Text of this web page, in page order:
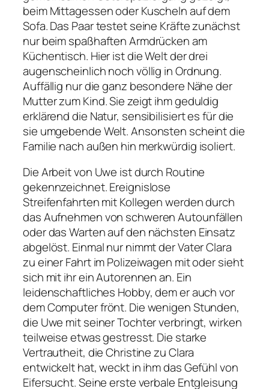
beim Mittagessen oder Kuscheln auf dem
Sofa. Das Paar testet seine Kräfte zunächst
nur beim spaßhaften Armdrücken am
Küchentisch. Hier ist die Welt der drei
augenscheinlich noch völlig in Ordnung.
Auffällig nur die ganz besondere Nähe der
Mutter zum Kind. Sie zeigt ihm geduldig
erklärend die Natur, sensibilisiert es für die
sie umgebende Welt. Ansonsten scheint die
Familie nach außen hin merkwürdig isoliert.
Die Arbeit von Uwe ist durch Routine
gekennzeichnet. Ereignislose
Streifenfahrten mit Kollegen werden durch
das Aufnehmen von schweren Autounfällen
oder das Warten auf den nächsten Einsatz
abgelöst. Einmal nur nimmt der Vater Clara
zu einer Fahrt im Polizeiwagen mit oder sieht
sich mit ihr ein Autorennen an. Ein
leidenschaftliches Hobby, dem er auch vor
dem Computer frönt. Die wenigen Stunden,
die Uwe mit seiner Tochter verbringt, wirken
teilweise etwas gestresst. Die starke
Vertrautheit, die Christine zu Clara
entwickelt hat, weckt in ihm das Gefühl von
Eifersucht. Seine erste verbale Entgleisung